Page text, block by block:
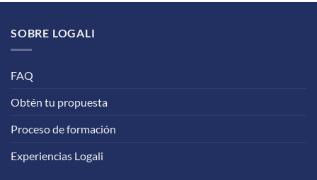
SOBRE LOGALI
FAQ
Obtén tu propuesta
Proceso de formación
Experiencias Logali